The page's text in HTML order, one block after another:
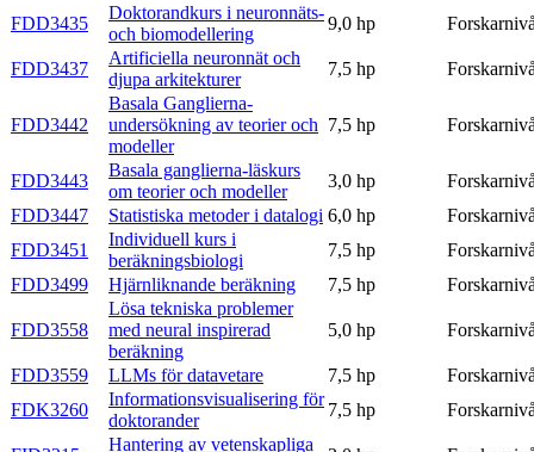
FDD3435
Doktorandkurs i neuronnäts-
och biomodellering
9,0 hp
FDD3437
Artificiella neuronnät och
djupa arkitekturer
7,5 hp
FDD3442
Basala Ganglierna-
undersökning av teorier och
modeller
7,5 hp
FDD3443
Basala ganglierna-läskurs
om teorier och modeller
3,0 hp
FDD3447
Statistiska metoder i datalogi 6,0 hp
FDD3451
Individuell kurs i
beräkningsbiologi
7,5 hp
FDD3499
Hjärnliknande beräkning 7,5 hp
FDD3558
Lösa tekniska problemer
med neural inspirerad
beräkning
5,0 hp
FDD3559 LLMs för datavetare 7,5 hp
FDK3260
Informationsvisualisering för
doktorander
7,5 hp
Hantering av vetenskapliga